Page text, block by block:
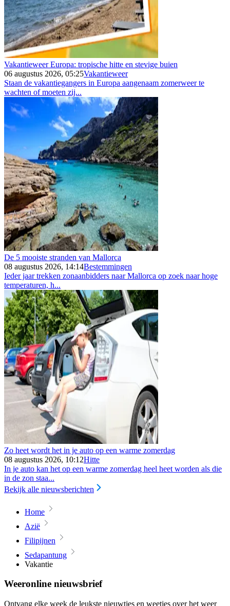
Vakantieweer Europa: tropische hitte en stevige buien
06 augustus 2026, 05:25Vakantieweer
Staan de vakantiegangers in Europa aangenaam zomerweer te
wachten of moeten zij...
De 5 mooiste stranden van Mallorca
08 augustus 2026, 14:14Bestemmingen
Ieder jaar trekken zonaanbidders naar Mallorca op zoek naar hoge
temperaturen, h...
Zo heet wordt het in je auto op een warme zomerdag
08 augustus 2026, 10:12Hitte
In je auto kan het op een warme zomerdag heel heet worden als die
in de zon staa...
Bekijk alle nieuwsberichten
Home
Azië
Filipijnen
Sedapantung
Vakantie
Weeronline nieuwsbrief
Ontvang elke week de leukste nieuwtjes en weetjes over het weer